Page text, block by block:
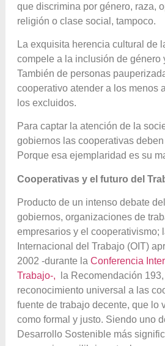
que discrimina por género, raza,
religión o clase social, tampoco.
La exquisita herencia cultural de
compele a la inclusión de género
También de personas
cooperativo atender a los menos
los excluidos.
Para captar la atención de la
gobiernos las cooperativas
Porque esa ejemplaridad es su
Cooperativas y el futuro del
Producto de un intenso debate
gobiernos, organizaciones de
empresarios y el cooperativismo;
Internacional del Trabajo (OIT)
2002 -durante la Conferencia
Trabajo-,
la Recomendación
reconocimiento universal a las
fuente de trabajo decente, que lo
como formal y justo. Siendo uno
Desarrollo Sostenible más